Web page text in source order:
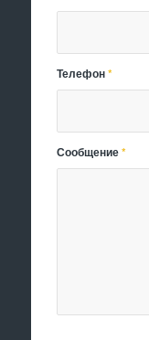
Телефон*
Сообщение*